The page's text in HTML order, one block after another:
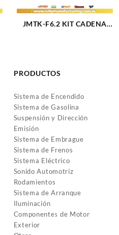
JMTK-F6.2 KIT CADENA
PRODUCTOS
Sistema de Encendido
Sistema de Gasolina
Suspensión y Dirección
Emisión
Sistema de Embrague
Sistema de Frenos
Sistema Eléctrico
Sonido Automotriz
Rodamientos
Sistema de Arranque
Iluminación
Componentes de Motor
Exterior